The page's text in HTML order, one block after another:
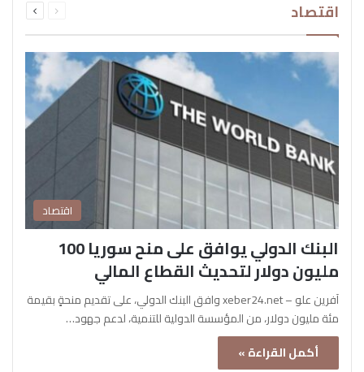
اقتصاد الصفحةالصفحة
اقتصاد
البنك الدولي يوافق على منح سوريا 100
مليون دولار لتحديث القطاع المالي
آفرين علو – xeber24.net وافق البنك الدولي، على تقديم منحةٍ بقيمة
مئة مليون دولار، من المؤسسة الدولية للتنمية، لدعم جهود…
أكمل القراءة »